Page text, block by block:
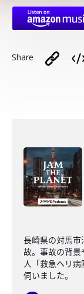
Share
長崎県の対馬
故。事故の背
人「救急ヘリ
伺いました。